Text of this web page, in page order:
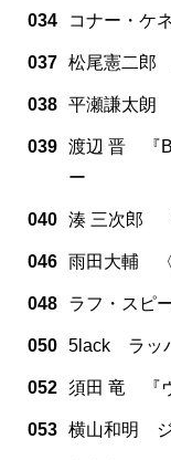
034 コナー・ケ
037 松尾憲二郎
038 平瀬謙太朗
039 渡辺 晋 『
ー
040 湊 三次郎
046 雨田大輔
048 ラフ・スピ
050 5lack ラッ
052 須田 竜 『
053 横山和明